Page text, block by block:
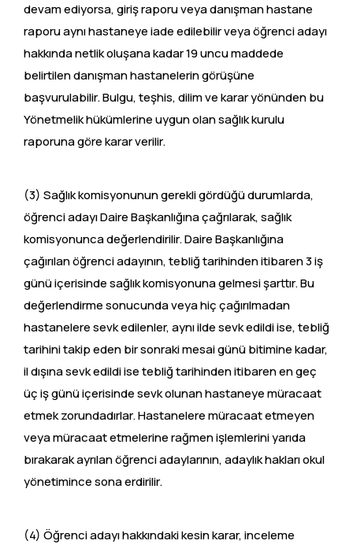
devam ediyorsa, giriş raporu veya danışman hastane
raporu aynı hastaneye iade edilebilir veya öğrenci adayı
hakkında netlik oluşana kadar 19 uncu maddede
belirtilen danışman hastanelerin görüşüne
başvurulabilir. Bulgu, teşhis, dilim ve karar yönünden bu
Yönetmelik hükümlerine uygun olan sağlık kurulu
raporuna göre karar verilir.
(3) Sağlık komisyonunun gerekli gördüğü durumlarda,
öğrenci adayı Daire Başkanlığına çağrılarak, sağlık
komisyonunca değerlendirilir. Daire Başkanlığına
çağırılan öğrenci adayının, tebliğ tarihinden itibaren 3 iş
günü içerisinde sağlık komisyonuna gelmesi şarttır. Bu
değerlendirme sonucunda veya hiç çağırılmadan
hastanelere sevk edilenler, aynı ilde sevk edildi ise, tebliğ
tarihini takip eden bir sonraki mesai günü bitimine kadar,
il dışına sevk edildi ise tebliğ tarihinden itibaren en geç
üç iş günü içerisinde sevk olunan hastaneye müracaat
etmek zorundadırlar. Hastanelere müracaat etmeyen
veya müracaat etmelerine rağmen işlemlerini yarıda
bırakarak ayrılan öğrenci adaylarının, adaylık hakları okul
yönetimince sona erdirilir.
(4) Öğrenci adayı hakkındaki kesin karar, inceleme